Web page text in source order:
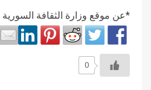
*عن موقع وزارة الثقافة السورية ٢٠٠٧
0